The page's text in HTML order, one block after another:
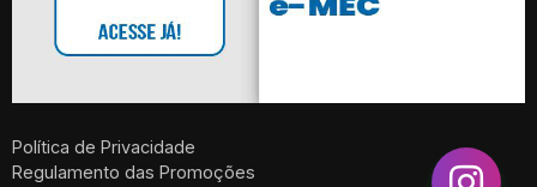
Política de Privacidade
Regulamento das Promoções